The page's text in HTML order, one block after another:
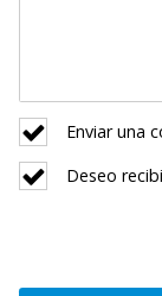
Enviar una
Deseo